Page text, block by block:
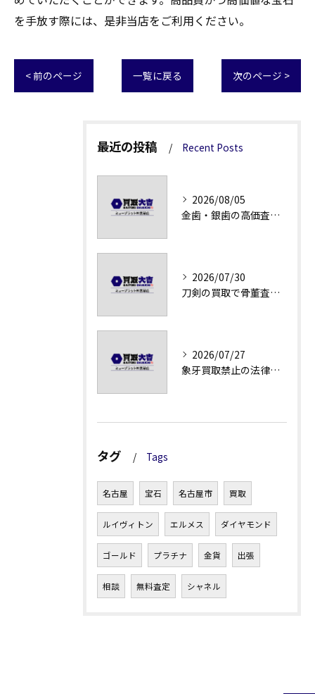
を手放す際には、是非当店をご利用ください。
< 前のページ 一覧に戻る 次のページ >
最近の投稿 Recent Posts
2026/08/05
金歯・銀歯の高価査定法徹底解説
2026/07/30
刀剣の買取で骨董査定の注意点
2026/07/27
象牙買取禁止の法律と背景解説
タグ Tags
名古屋 宝石 名古屋市 買取
ルイヴィトン エルメス ダイヤモンド
ゴールド プラチナ 金貨 出張
相談 無料査定 シャネル